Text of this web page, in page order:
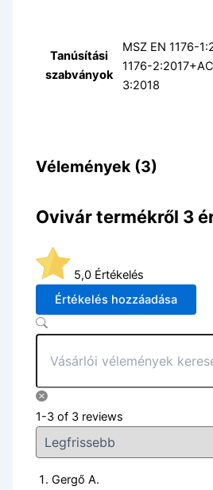
Tanúsítási
szabványok
MSZ EN 1176-
1176-
3:2018
Vélemények (3)
Ovivártermékről 3
5,0 Értékelés
Értékelés hozzáadása
1-3 of 3 reviews
Gergő A.